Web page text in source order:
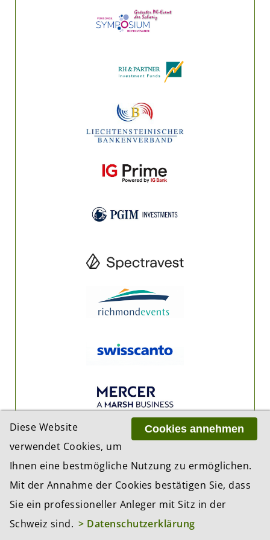
Cookies annehmen
Diese Website
verwendet Cookies, um
Ihnen eine bestmögliche Nutzung zu ermöglichen.
Mit der Annahme der Cookies bestätigen Sie, dass
Sie ein professioneller Anleger mit Sitz in der
Schweiz sind. > Datenschutzerklärung